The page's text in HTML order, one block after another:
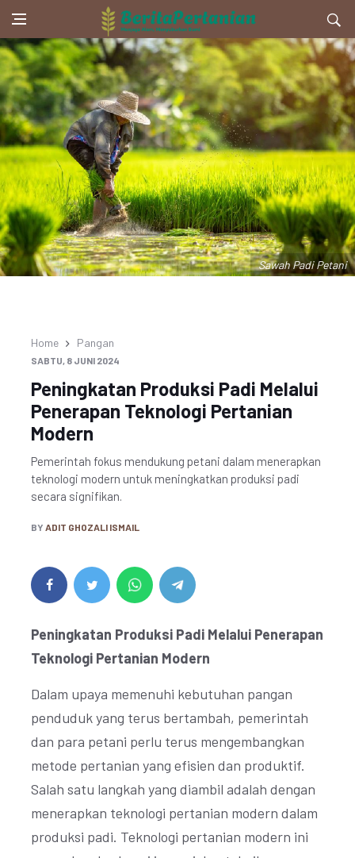
Sawah Padi Petani
Home Pangan
SABTU, 8 JUNI 2024
Peningkatan Produksi Padi Melalui
Penerapan Teknologi Pertanian
Modern
Pemerintah fokus mendukung petani dalam menerapkan
teknologi modern untuk meningkatkan produksi padi
secara signifikan.
BY ADIT GHOZALI ISMAIL
Peningkatan Produksi Padi Melalui Penerapan
Teknologi Pertanian Modern
Dalam upaya memenuhi kebutuhan pangan
penduduk yang terus bertambah, pemerintah
dan para petani perlu terus mengembangkan
metode pertanian yang efisien dan produktif.
Salah satu langkah yang diambil adalah dengan
menerapkan teknologi pertanian modern dalam
produksi padi. Teknologi pertanian modern ini